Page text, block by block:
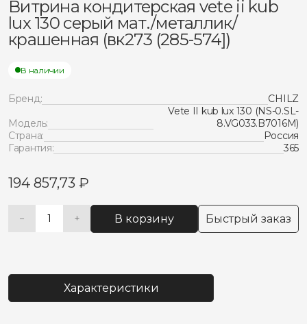
Витрина кондитерская vete ii kub
lux 130 серый мат./металлик/
крашенная (вк273 (285-574])
В наличии
Бренд:
CHILZ
Модель:
Vete II kub lux 130 (NS-0.SL-
8.VG033.B7016M)
Страна:
Россия
Гарантия:
365
194 857,73 ₽
−
Количество
vete
kub
+ В корзину Быстрый заказ
Alternative:
Характеристики